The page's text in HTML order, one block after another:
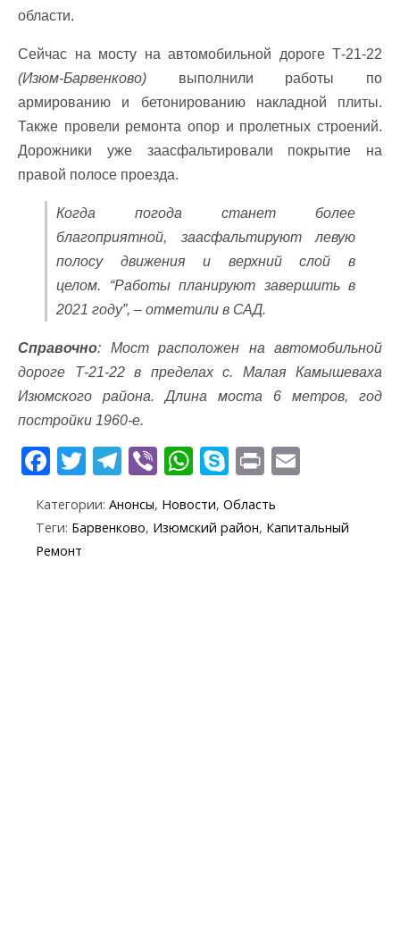
области.
Сейчас на мосту на автомобильной дороге Т-21-22
(Изюм-Барвенково) выполнили работы по
армированию и бетонированию накладной плиты.
Также провели ремонта опор и пролетных строений.
Дорожники уже заасфальтировали покрытие на
правой полосе проезда.
Когда погода станет более
благоприятной, заасфальтируют левую
полосу движения и верхний слой в
целом. “Работы планируют завершить в
2021 году”, – отметили в САД.
Справочно: Мост расположен на автомобильной
дороге Т-21-22 в пределах с. Малая Камышеваха
Изюмского района. Длина моста 6 метров, год
постройки 1960-е.
F
e
b
T
itt
er
T
e
gr
Vi
er
W
at
S
k
y
Pr
t ai
Категории: Анонсы, Новости, Область
Теги: Барвенково, Изюмский район, Капитальный
Ремонт